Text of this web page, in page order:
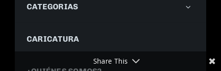
CATEGORIAS
CARICATURA
Share This